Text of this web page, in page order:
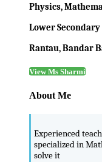
Physics,
Lower Secondary
Rantau, Bandar
View Ms Sharmi
About Me
Experienced
specialized in
solve it